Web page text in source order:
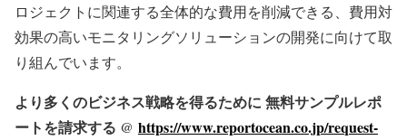
ロジェクトに関連する全体的な費用を削減できる、費用対
効果の高いモニタリングソリューションの開発に向けて取
り組んでいます。
より多くのビジネス戦略を得るために 無料サンプルレポ
ートを請求する @ https://www.reportocean.co.jp/request-